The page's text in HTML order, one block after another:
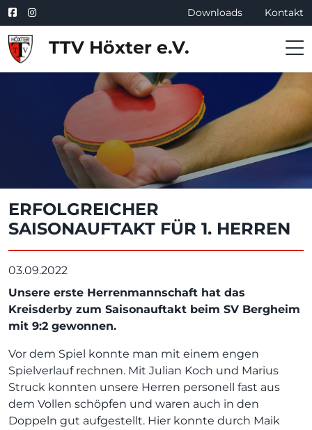
Downloads Kontakt
TTV Höxter e.V.
ERFOLGREICHER
SAISONAUFTAKT FÜR 1. HERREN
03.09.2022
Unsere erste Herrenmannschaft hat das
Kreisderby zum Saisonauftakt beim SV Bergheim
mit 9:2 gewonnen.
Vor dem Spiel konnte man mit einem engen
Spielverlauf rechnen. Mit Julian Koch und Marius
Struck konnten unsere Herren personell fast aus
dem Vollen schöpfen und waren auch in den
Doppeln gut aufgestellt. Hier konnte durch Maik